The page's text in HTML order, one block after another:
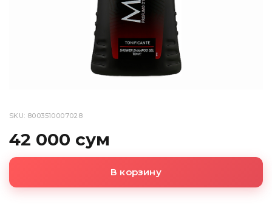
SKU: 8003510007028
42 000 сум
В корзину